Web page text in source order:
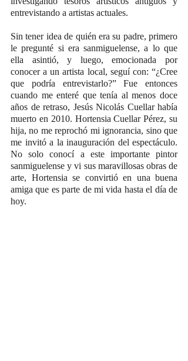
entrevistando a artistas actuales.
Sin tener idea de quién era su padre, primero
le pregunté si era sanmiguelense, a lo que
ella asintió, y luego, emocionada por
conocer a un artista local, seguí con: “¿Cree
que podría entrevistarlo?” Fue entonces
cuando me enteré que tenía al menos doce
años de retraso, Jesús Nicolás Cuellar había
muerto en 2010. Hortensia Cuellar Pérez, su
hija, no me reprochó mi ignorancia, sino que
me invitó a la inauguración del espectáculo.
No solo conocí a este importante pintor
sanmiguelense y vi sus maravillosas obras de
arte, Hortensia se convirtió en una buena
amiga que es parte de mi vida hasta el día de
hoy.